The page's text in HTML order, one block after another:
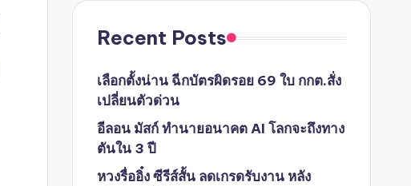
Recent Posts
เลือกตั้งน่าน ฉีกบัตรผิดรอย 69 ใบ กกต.สั่ง
เปลี่ยนตัวด่วน
อีลอน มัสก์ ทำนายอนาคต AI โลกจะถึงทาง
ตันใน 3 ปี
หวงรื่ออิ๋ง ซีรีส์สั้น ลดเกรดรับงาน หลัง